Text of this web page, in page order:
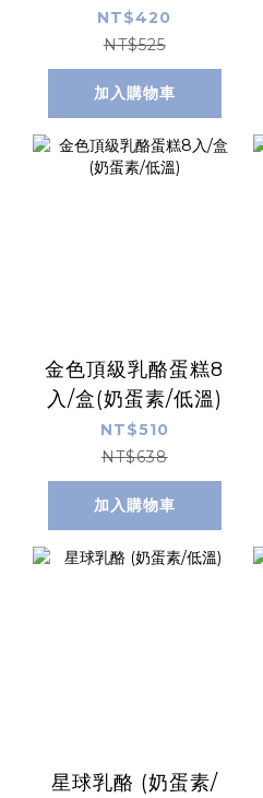
NT$420
NT$525
加入購物車
金色頂級乳酪蛋糕8
入/盒(奶蛋素/低溫)
NT$510
NT$638
加入購物車
星球乳酪 (奶蛋素/